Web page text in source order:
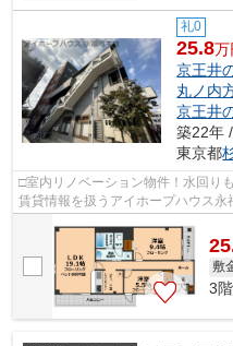
礼0
25.8万
京王井
丸ノ内
京王井
築22年
東京都
□室内リノベーション物件！水回り
賃貸情報を扱うアイホープハウス
敷
3